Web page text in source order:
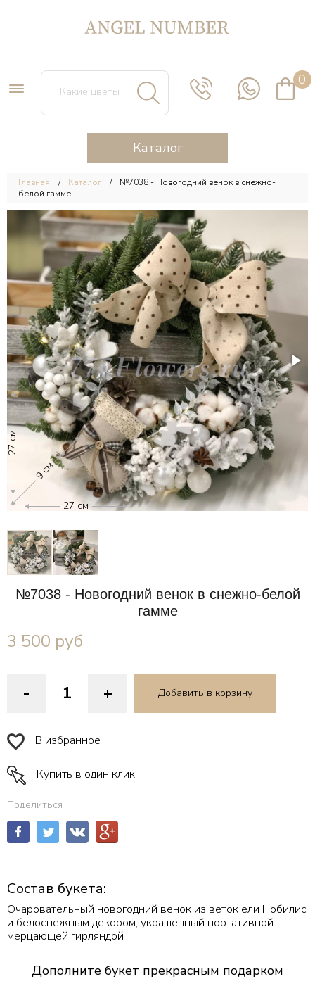
0
Каталог
Главная Каталог
№7038 - Новогодний венок в снежно-
белой гамме
27 см
9 см
27 см
№7038 - Новогодний венок в снежно-белой
гамме
3 500 руб
- + Добавить в корзину
В избранное
Купить в один клик
Поделиться
Состав букета:
Очаровательный новогодний венок из веток ели Нобилис
и белоснежным декором, украшенный портативной
мерцающей гирляндой
Дополните букет прекрасным подарком